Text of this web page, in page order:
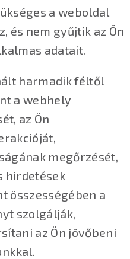
a weboldal
és nem gyűjtik az Ön
adatait.
harmadik féltől
a webhely
az Ön
megőrzését,
hirdetések
összességében a
szolgálják,
az Ön jövőbeni